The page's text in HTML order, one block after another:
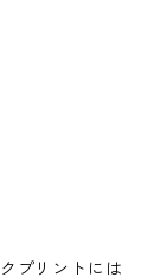
プリントには